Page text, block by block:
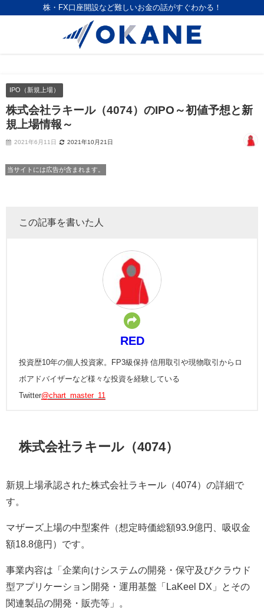
株・FX口座開設など難しいお金の話がすぐわかる！
IPO（新規上場）
株式会社ラキール（4074）のIPO～初値予想と新
規上場情報～
2021年6月11日 2021年10月21日
当サイトには広告が含まれます。
この記事を書いた人
RED
投資歴10年の個人投資家。FP3級保持 信用取引や現物取引からロ
ボアドバイザーなど様々な投資を経験している
Twitter@chart_master_11
株式会社ラキール（4074）
新規上場承認された株式会社ラキール（4074）の詳細で
す。
マザーズ上場の中型案件（想定時価総額93.9億円、吸収金
額18.8億円）です。
事業内容は「企業向けシステムの開発・保守及びクラウド
型アプリケーション開発・運用基盤「LaKeel DX」とその
関連製品の開発・販売等」。